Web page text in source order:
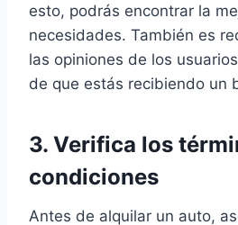
esto, podrás encontrar la
necesidades. También es
las opiniones de los
de que estás recibiendo un
3. Verifica los
condiciones
Antes de alquilar un auto,